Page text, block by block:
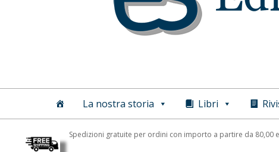
Editoriale
Scientifica
La nostra storia Libri
Spedizioni gratuite per ordini con importo a partire da 80,00